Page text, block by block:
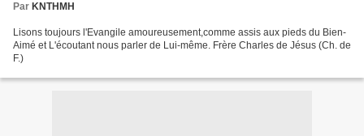
Par KNTHMH
Lisons toujours l'Evangile amoureusement,comme assis aux pieds du Bien-
Aimé et L'écoutant nous parler de Lui-même. Frère Charles de Jésus (Ch. de
F.)